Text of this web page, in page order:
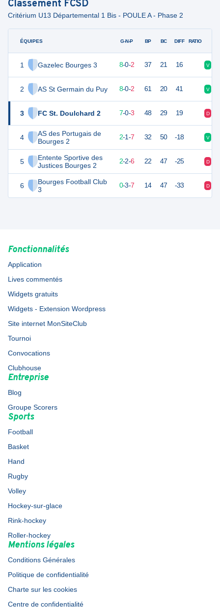
Classement FCSD
Critérium U13 Départemental 1 Bis - POULE A - Phase 2
ÉQUIPES
1 Gazelec Bourges 3
2 AS St Germain du Puy
3 FC St. Doulchard 2
4
AS des Portugais de
Bourges 2
5
Entente Sportive des
Justices Bourges 2
6
Bourges Football Club
3
G-N-P BP BC DIFF RATIO
31 8-0-2 37 21 16 V
29 10 8-0-2 61 20 41 V
26 7-0-3 48 29 19 D
11 2-1-7 32 50 -18 V
8 10 2-2-6 22 47 -25 D
6 10 0-3-7 14 47 -33 D
Fonctionnalités
Application
Lives commentés
Widgets gratuits
Widgets - Extension Wordpress
Site internet MonSiteClub
Tournoi
Convocations
Clubhouse
Entreprise
Blog
Groupe Scorers
Sports
Football
Basket
Hand
Rugby
Volley
Hockey-sur-glace
Rink-hockey
Roller-hockey
Mentions légales
Conditions Générales
Politique de confidentialité
Charte sur les cookies
Centre de confidentialité